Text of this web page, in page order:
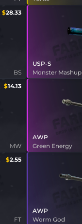
$28.33
BS
USP-S
Monster Mashup
$14.13
MW
AWP
Green Energy
$2.55
FT
AWP
Worm God